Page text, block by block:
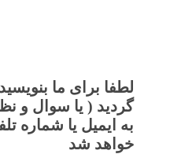
لطفا برای ما
گردید ( یا سوال و
به ایمیل یا شماره
خواهد شد